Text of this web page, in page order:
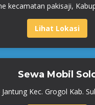
kecamatan pakisaji,
Lihat Lokasi
Sewa Mobil
Jantung Kec. Grogol Kab.